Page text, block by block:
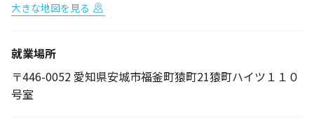
大きな地図を見る
就業場所
〒446-0052 愛知県安城市福釜町猿町21猿町ハイツ１１０
号室